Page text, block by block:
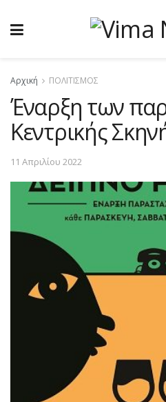
Αρχική ΠΟΛΙΤΙΣΜΟΣ
Έναρξη των
Κεντρικής
11 Απριλίου 2022